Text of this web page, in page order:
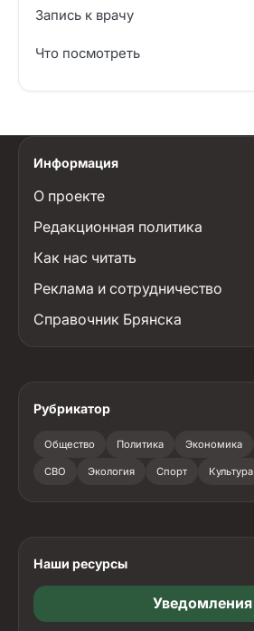
Запись к врачу
Что посмотреть
Информация
О проекте
Редакционная политика
Как нас читать
Реклама и сотрудничество
Справочник Брянска
Рубрикатор
Общество Политика Экономика
СВО Экология Спорт Культура
Наши ресурсы
Уведомления